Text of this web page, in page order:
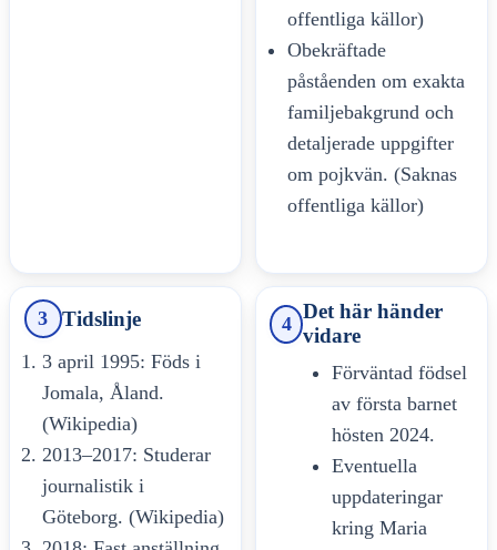
offentliga källor)
Obekräftade
påståenden om exakta
familjebakgrund och
detaljerade uppgifter
om pojkvän. (Saknas
offentliga källor)
3 Tidslinje
3 april 1995: Föds i
Jomala, Åland.
(Wikipedia)
2013–2017: Studerar
journalistik i
Göteborg. (Wikipedia)
4
Det här händer
vidare
Förväntad födsel
av första barnet
hösten 2024.
Eventuella
uppdateringar
kring Maria